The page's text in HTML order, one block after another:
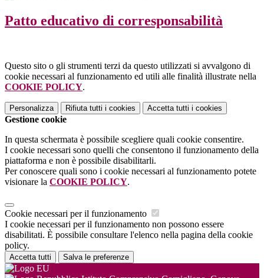
Patto educativo di corresponsabilità
Questo sito o gli strumenti terzi da questo utilizzati si avvalgono di
cookie necessari al funzionamento ed utili alle finalità illustrate nella
COOKIE POLICY.
Personalizza Rifiuta tutti i cookies Accetta tutti i cookies
Gestione cookie
In questa schermata è possibile scegliere quali cookie consentire.
I cookie necessari sono quelli che consentono il funzionamento della
piattaforma e non è possibile disabilitarli.
Per conoscere quali sono i cookie necessari al funzionamento potete
visionare la COOKIE POLICY.
Cookie necessari per il funzionamento
I cookie necessari per il funzionamento non possono essere
disabilitati. È possibile consultare l'elenco nella pagina della cookie
policy.
Accetta tutti Salva le preferenze